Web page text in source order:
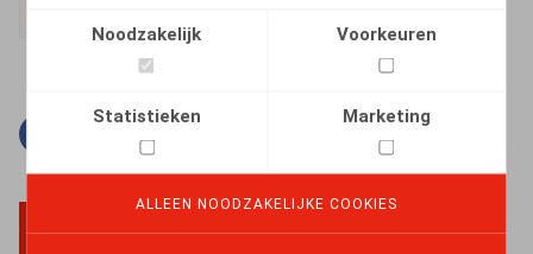
Noodzakelijk Voorkeuren
Statistieken Marketing
ALLEEN NOODZAKELIJKE COOKIES